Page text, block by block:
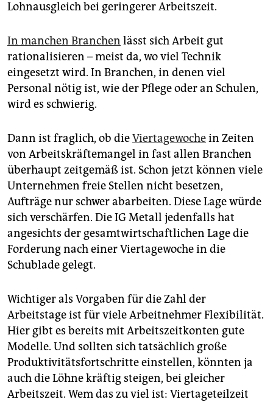
Lohnausgleich bei geringerer Arbeitszeit.
In manchen Branchen lässt sich Arbeit gut
rationalisieren – meist da, wo viel Technik
eingesetzt wird. In Branchen, in denen viel
Personal nötig ist, wie der Pflege oder an Schulen,
wird es schwierig.
Dann ist fraglich, ob dieViertagewochein Zeiten
von Arbeitskräftemangel in fast allen Branchen
überhaupt zeitgemäß ist. Schon jetzt können viele
Unternehmen freie Stellen nicht besetzen,
Aufträge nur schwer abarbeiten. Diese Lage würde
sich verschärfen. Die IG Metall jedenfalls hat
angesichts der gesamtwirtschaftlichen Lage die
Forderung nach einer Viertagewoche in die
Schublade gelegt.
Wichtiger als Vorgaben für die Zahl der
Arbeitstage ist für viele Arbeitnehmer Flexibilität.
Hier gibt es bereits mit Arbeitszeitkonten gute
Modelle. Und sollten sich tatsächlich große
Produktivitätsfortschritte einstellen, könnten ja
auch die Löhne kräftig steigen, bei gleicher
Arbeitszeit. Wem das zu viel ist: Viertageteilzeit